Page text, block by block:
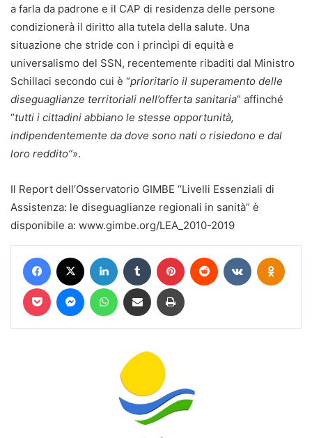
a farla da padrone e il CAP di residenza delle persone
condizionerà il diritto alla tutela della salute. Una
situazione che stride con i princìpi di equità e
universalismo del SSN, recentemente ribaditi dal Ministro
Schillaci secondo cui è “prioritario il superamento delle
diseguaglianze territoriali nell’offerta sanitaria” affinché
“tutti i cittadini abbiano le stesse opportunità,
indipendentemente da dove sono nati o risiedono e dal
loro reddito”».
Il Report dell’Osservatorio GIMBE “Livelli Essenziali di
Assistenza: le diseguaglianze regionali in sanità” è
disponibile a: www.gimbe.org/LEA_2010-2019
Facebook LinkedIn Tumblr Pinterest Reddit VKontakte
Pocket MessengerWhatsAppCondividi via mail Stampa